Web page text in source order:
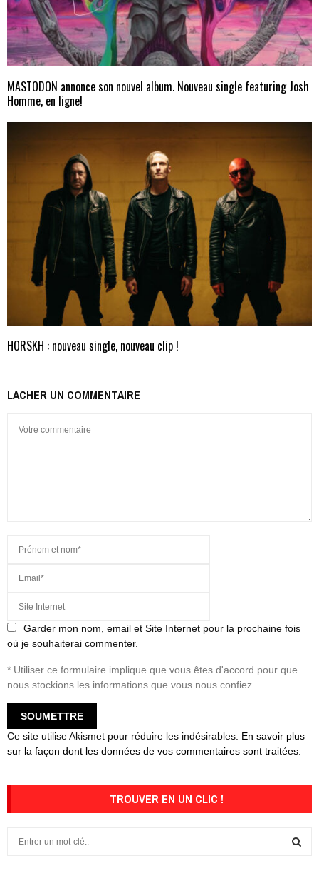
MASTODON annonce son nouvel album. Nouveau single featuring Josh
Homme, en ligne!
HORSKH : nouveau single, nouveau clip !
LACHER UN COMMENTAIRE
Garder mon nom, email et Site Internet pour la prochaine fois
où je souhaiterai commenter.
* Utiliser ce formulaire implique que vous êtes d'accord pour que
nous stockions les informations que vous nous confiez.
Ce site utilise Akismet pour réduire les indésirables. En savoir plus
sur la façon dont les données de vos commentaires sont traitées
TROUVER EN UN CLIC !